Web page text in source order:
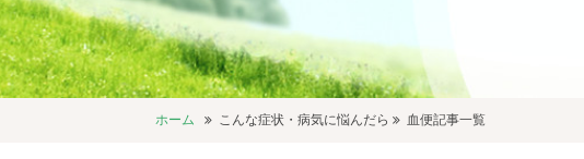
ホーム こんな症状・病気に悩んだら 血便記事一覧